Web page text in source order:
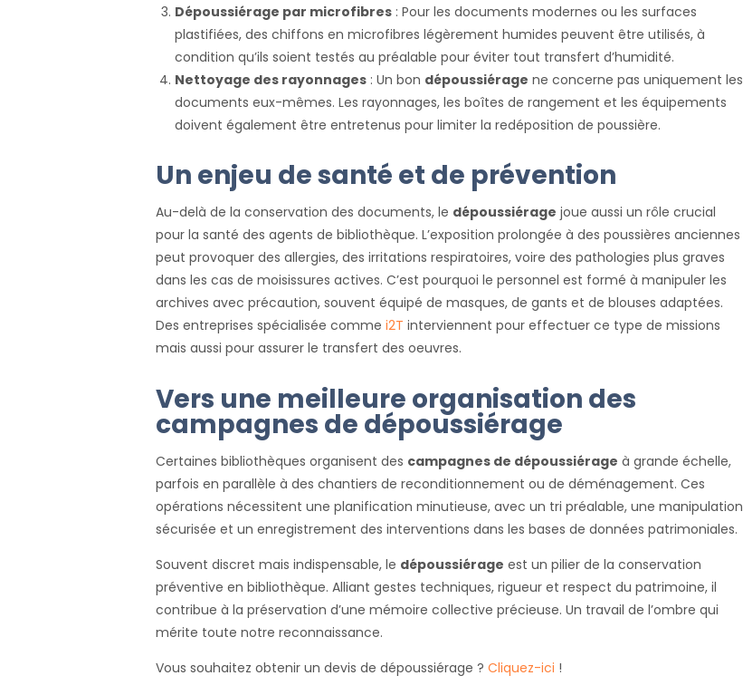
Dépoussiérage par microfibres : Pour les documents modernes ou les surfaces
plastifiées, des chiffons en microfibres légèrement humides peuvent être utilisés, à
condition qu’ils soient testés au préalable pour éviter tout transfert d’humidité.
Nettoyage des rayonnages : Un bon dépoussiérage ne concerne pas uniquement les
documents eux-mêmes. Les rayonnages, les boîtes de rangement et les équipements
doivent également être entretenus pour limiter la redéposition de poussière.
Un enjeu de santé et de prévention
Au-delà de la conservation des documents, le dépoussiérage joue aussi un rôle crucial
pour la santé des agents de bibliothèque. L’exposition prolongée à des poussières anciennes
peut provoquer des allergies, des irritations respiratoires, voire des pathologies plus graves
dans les cas de moisissures actives. C’est pourquoi le personnel est formé à manipuler les
archives avec précaution, souvent équipé de masques, de gants et de blouses adaptées.
Des entreprises spécialisée comme i2T interviennent pour effectuer ce type de missions
mais aussi pour assurer le transfert des oeuvres.
Vers une meilleure organisation des
campagnes de dépoussiérage
Certaines bibliothèques organisent des campagnes de dépoussiérage à grande échelle,
parfois en parallèle à des chantiers de reconditionnement ou de déménagement. Ces
opérations nécessitent une planification minutieuse, avec un tri préalable, une manipulation
sécurisée et un enregistrement des interventions dans les bases de données patrimoniales.
Souvent discret mais indispensable, le dépoussiérage est un pilier de la conservation
préventive en bibliothèque. Alliant gestes techniques, rigueur et respect du patrimoine, il
contribue à la préservation d’une mémoire collective précieuse. Un travail de l’ombre qui
mérite toute notre reconnaissance.
Vous souhaitez obtenir un devis de dépoussiérage ? Cliquez-ici !